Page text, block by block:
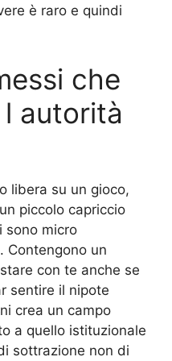
è raro e quindi
che
autorità
libera su un gioco,
piccolo capriccio
sono micro
Contengono un
con te anche se
sentire il nipote
crea un campo
a quello istituzionale
sottrazione non di